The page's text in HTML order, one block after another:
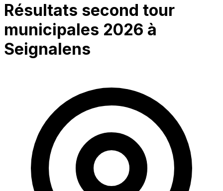
Résultats second tour
municipales 2026 à
Seignalens